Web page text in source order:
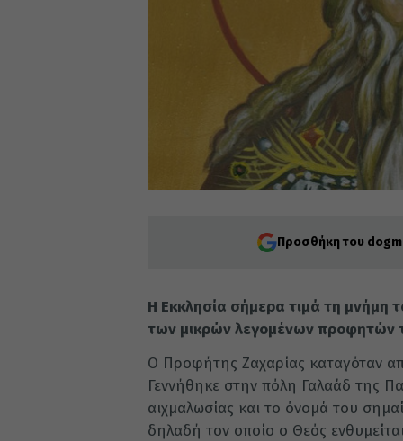
Προσθήκη του
Η Εκκλησία σήμερα τιμά τη μνήμη
των μικρών λεγομένων προφητών
Ο Προφήτης Ζαχαρίας καταγόταν
Γεννήθηκε στην πόλη Γαλαάδ της
αιχμαλωσίας και το όνομά του
δηλαδή τον οποίο ο Θεός